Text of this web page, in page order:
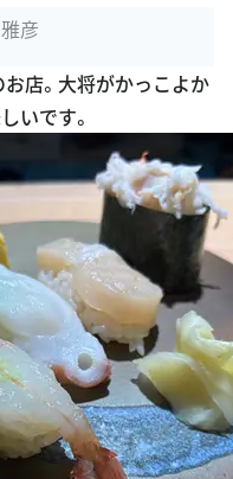
彦
店。大将がかっこよか
いです。